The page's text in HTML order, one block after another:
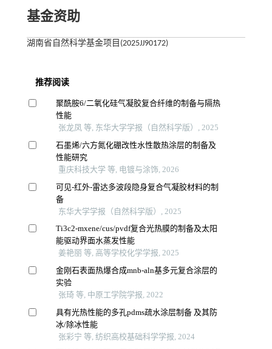
基金资助
湖南省自然科学基金项目(2025JJ90172)